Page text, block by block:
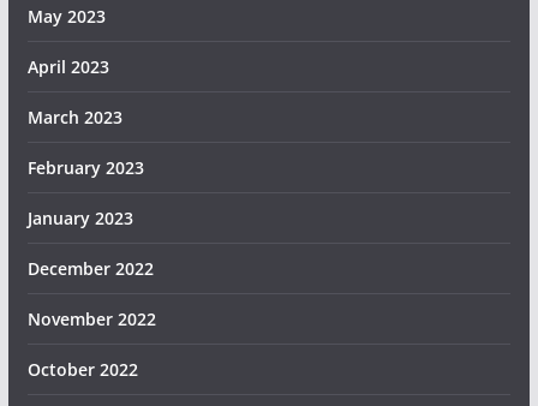
May 2023
April 2023
March 2023
February 2023
January 2023
December 2022
November 2022
October 2022